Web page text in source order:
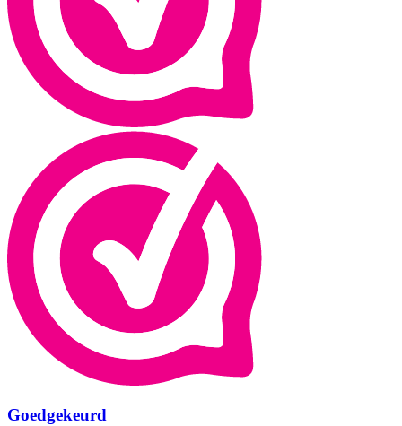
Goedgekeurd